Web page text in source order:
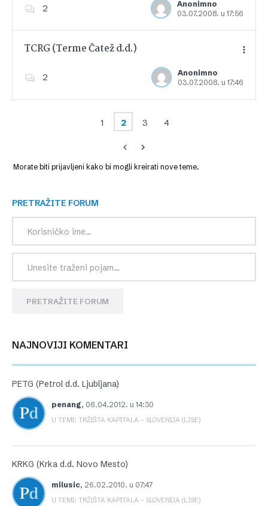
2
Anonimno
03.07.2008. u 17:56
Dodajte u favorite
TCRG (Terme Čatež d.d.)
2
Anonimno
03.07.2008. u 17:46
Dodajte u favorite
1 2 3 4
Morate biti prijavljeni kako bi mogli kreirati nove teme.
PRETRAŽITE FORUM
PRETRAŽITE FORUM
NAJNOVIJI KOMENTARI
PETG (Petrol d.d. Ljubljana)
penang, 06.04.2012. u 14:30
U TEMI: TRŽIŠTA KAPITALA – SLOVENIJA (LJSE)
KRKG (Krka d.d. Novo Mesto)
milusic, 26.02.2010. u 07:47
U TEMI: TRŽIŠTA KAPITALA – SLOVENIJA (LJSE)